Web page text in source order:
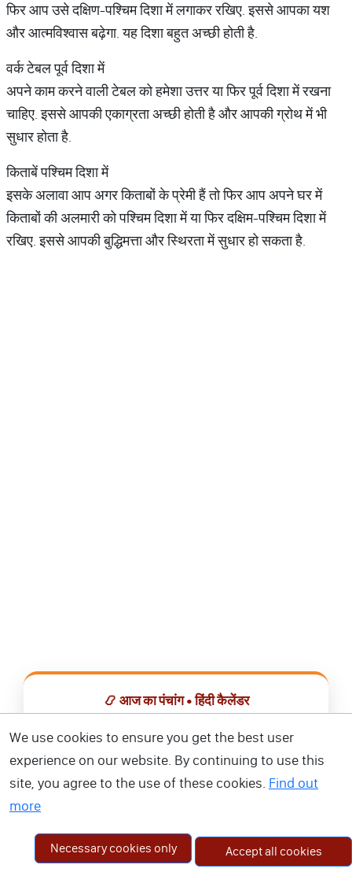
फिर आप उसे दक्षिण-पश्चिम दिशा में लगाकर रखिए. इससे आपका यश
और आत्मविश्वास बढ़ेगा. यह दिशा बहुत अच्छी होती है.
वर्क टेबल पूर्व दिशा में
अपने काम करने वाली टेबल को हमेशा उत्तर या फिर पूर्व दिशा में रखना
चाहिए. इससे आपकी एकाग्रता अच्छी होती है और आपकी ग्रोथ में भी
सुधार होता है.
किताबें पश्चिम दिशा में
इसके अलावा आप अगर किताबों के प्रेमी हैं तो फिर आप अपने घर में
किताबों की अलमारी को पश्चिम दिशा में या फिर दक्षिम-पश्चिम दिशा में
रखिए. इससे आपकी बुद्धिमत्ता और स्थिरता में सुधार हो सकता है.
📿 आज का पंचांग • हिंदी कैलेंडर
📅 हिंदी कैलेंडर ऐप डाउनलोड करें
We use cookies to ensure you get the best user
experience on our website. By continuing to use this
site, you agree to the use of these cookies. Find out
more
Necessary cookies only Accept all cookies